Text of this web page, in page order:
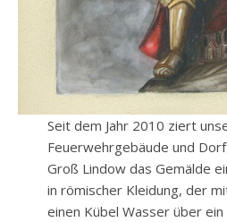
Seit dem Jahr 2010 ziert
Feuerwehrgebäude und
Groß Lindow das Gemälde
in römischer Kleidung, der
einen Kübel Wasser über